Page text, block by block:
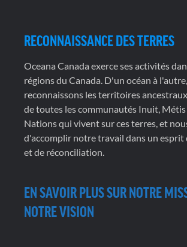
RECONNAISSANCE DES TERRES
Oceana Canada exerce ses activités
régions du Canada. D'un océan à
reconnaissons les territoires
de toutes les communautés Inuit,
Nations qui vivent sur ces terres, et
d'accomplir notre travail dans un
et de réconciliation.
EN SAVOIR PLUS SUR NOTRE
NOTRE VISION